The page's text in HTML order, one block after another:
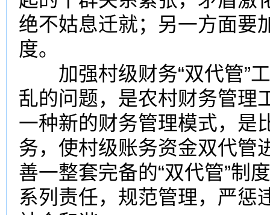
绝不姑息迁就；另一方面要
度。
加强村级财务“双代管”工
乱的问题，是农村财务管理
一种新的财务管理模式，是
务，使村级账务资金双代管
善一整套完备的“双代管”制
系列责任，规范管理，严惩